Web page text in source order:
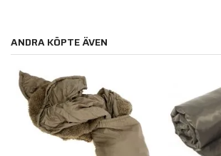
ANDRA KÖPTE ÄVEN